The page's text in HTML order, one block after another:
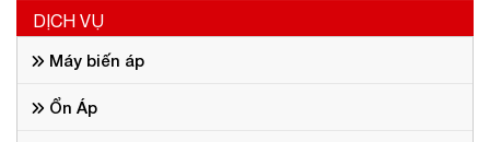
DỊCH VỤ
Máy biến áp
Ổn Áp